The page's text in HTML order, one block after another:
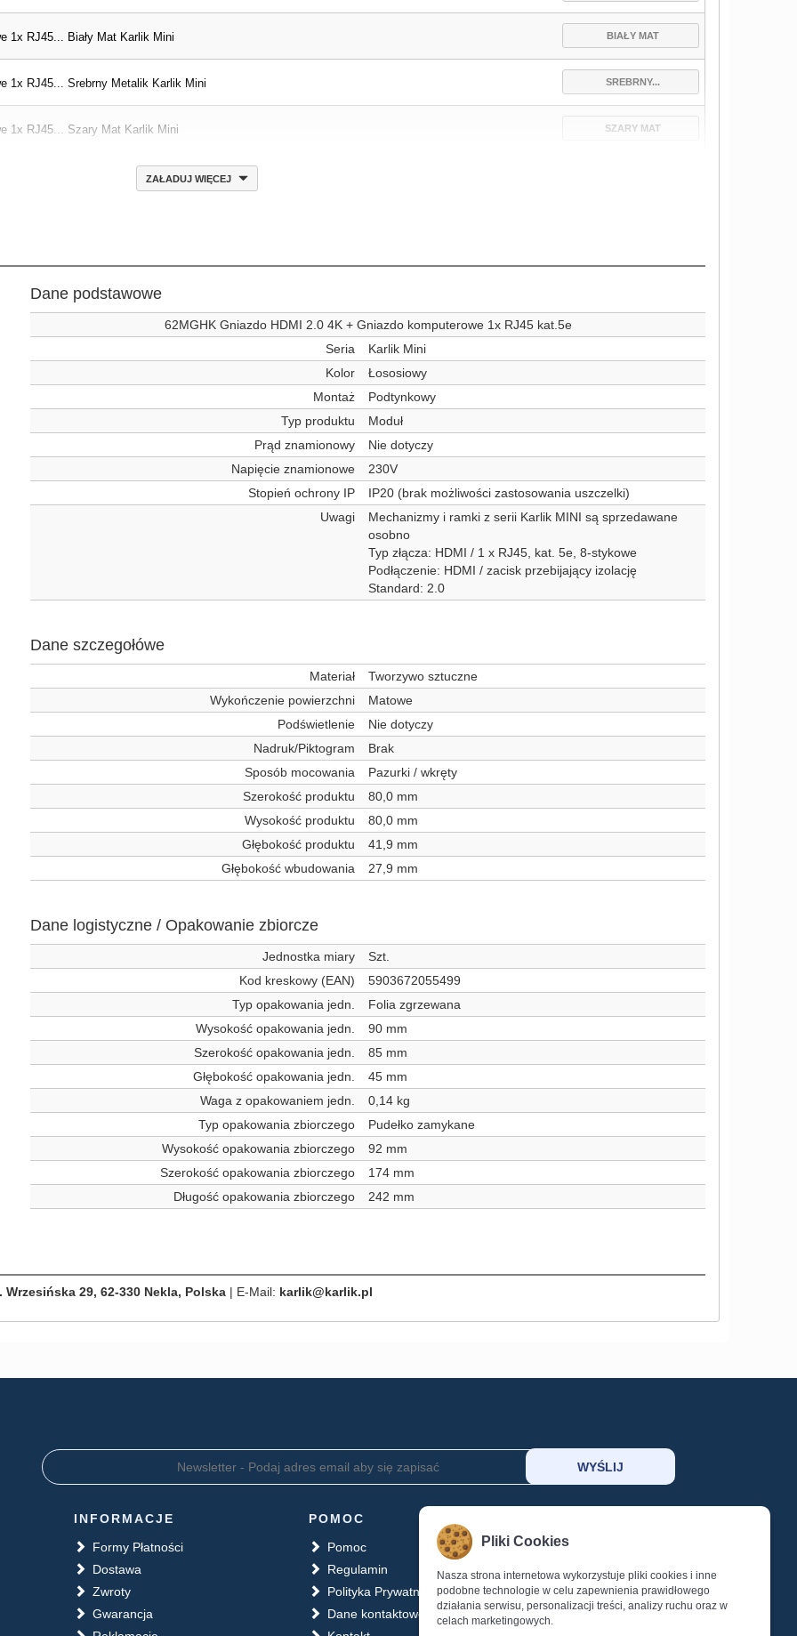
1x RJ45... Biały Mat Karlik Mini BIAŁY MAT
1x RJ45... Srebrny Metalik Karlik Mini SREBRNY...
1x RJ45... Szary Mat Karlik Mini SZARY MAT
ZAŁADUJ WIĘCEJ
Dane podstawowe
62MGHK Gniazdo HDMI 2.0 4K + Gniazdo komputerowe 1x RJ45 kat.5e
Seria
Karlik Mini
Kolor
Łososiowy
Montaż
Podtynkowy
Typ produktu
Moduł
Prąd znamionowy
Nie dotyczy
Napięcie znamionowe
230V
Stopień ochrony IP
IP20 (brak możliwości zastosowania uszczelki)
Uwagi
Mechanizmy i ramki z serii Karlik MINI są sprzedawane
osobno
Typ złącza: HDMI / 1 x RJ45, kat. 5e, 8-stykowe
Podłączenie: HDMI / zacisk przebijający izolację
Standard: 2.0
Dane szczegołówe
Materiał
Tworzywo sztuczne
Wykończenie powierzchni
Matowe
Podświetlenie
Nie dotyczy
Nadruk/Piktogram
Brak
Sposób mocowania
Pazurki / wkręty
Szerokość produktu
80,0 mm
Wysokość produktu
80,0 mm
Głębokość produktu
41,9 mm
Głębokość wbudowania
27,9 mm
Dane logistyczne / Opakowanie zbiorcze
Jednostka miary
Szt.
Kod kreskowy (EAN)
5903672055499
Typ opakowania jedn.
Folia zgrzewana
Wysokość opakowania jedn.
90 mm
Szerokość opakowania jedn.
85 mm
Głębokość opakowania jedn.
45 mm
Waga z opakowaniem jedn.
0,14 kg
Typ opakowania zbiorczego
Pudełko zamykane
Wysokość opakowania zbiorczego
92 mm
Szerokość opakowania zbiorczego
174 mm
Długość opakowania zbiorczego
242 mm
Wrzesińska 29, 62-330 Nekla, Polska | E-Mail: karlik@karlik.pl
INFORMACJE
Formy Płatności
Dostawa
Zwroty
Gwarancja
POMOC
Pomoc
Regulamin
Polityka Prywatności
Dane kontaktowe
KOSZYK
SCHOWEK
LOGOWANIE
REJESTRACJA
Pliki Cookies
Nasza strona internetowa wykorzystuje pliki cookies i inne
podobne technologie w celu zapewnienia prawidłowego
działania serwisu, personalizacji treści, analizy ruchu oraz w
celach marketingowych.